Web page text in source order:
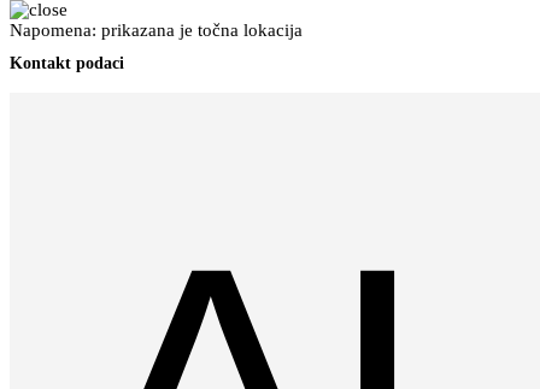
Napomena: prikazana je točna lokacija
Kontakt podaci